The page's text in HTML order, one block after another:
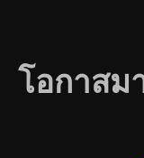
โอกาสม